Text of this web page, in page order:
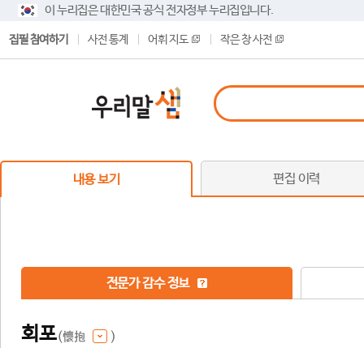
이 누리집은 대한민국 공식 전자정부 누리집입니다.
집필 참여하기 사전 통계 어휘 지도 작은 창 사전
내용 보기 편집 이력
전문가 감수 정보
회포(懷抱 )